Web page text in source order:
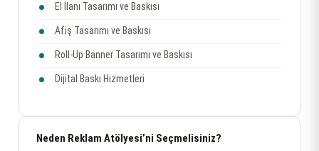
El İlanı Tasarımı ve Baskısı
Afiş Tasarımı ve Baskısı
Roll-Up Banner Tasarımı ve Baskısı
Dijital Baskı Hizmetleri
Neden Reklam Atölyesi’ni Seçmelisiniz?